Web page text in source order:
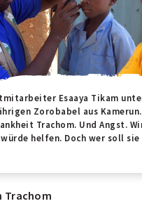
Esaaya Tikam
Zorobabel aus
Trachom. Und Angst.
würde helfen. Doch wer soll sie
Trachom